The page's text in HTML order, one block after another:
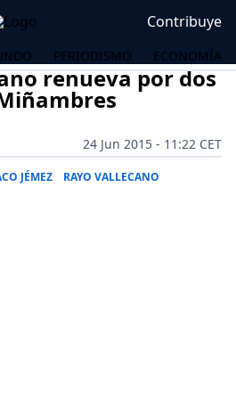
Contribuye
PERIODISMO ECONOMÍA
renueva por dos
24 Jun 2015 - 11:22 CET
JÉMEZ RAYO VALLECANO